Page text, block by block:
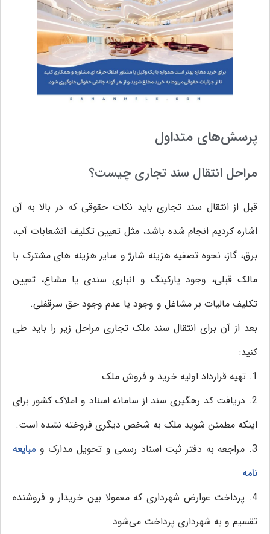
پرسش‌های متداول
مراحل انتقال سند تجاری چیست؟
قبل از انتقال سند تجاری باید نکات حقوقی که در بالا به آن
اشاره کردیم انجام شده باشد، مثل تعیین تکلیف انشعابات آب،
برق، گاز، نحوه تصفیه هزینه شارژ و سایر هزینه های مشترک با
مالک قبلی، وجود پارکینگ و انباری سندی یا مشاع، تعیین
تکلیف مالیات بر مشاغل و وجود یا عدم وجود حق سرقفلی.
بعد از آن برای انتقال سند ملک تجاری مراحل زیر را باید طی
کنید:
1. تهیه قرارداد اولیه خرید و فروش ملک
2. دریافت کد رهگیری سند از سامانه اسناد و املاک کشور برای
اینکه مطمئن شوید ملک به شخص دیگری فروخته نشده است.
3. مراجعه به دفتر ثبت اسناد رسمی و تحویل مدارک و
مبایعه
نامه
4. پرداخت عوارض شهرداری که معمولا بین خریدار و فروشنده
تقسیم و به شهرداری پرداخت می‌شود.